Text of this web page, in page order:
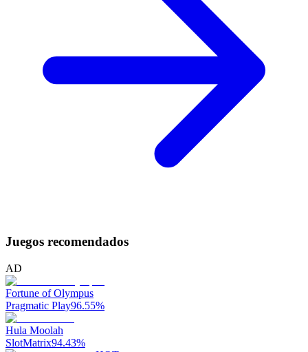
Juegos recomendados
AD
Fortune of Olympus
Pragmatic Play96.55%
Hula Moolah
SlotMatrix94.43%